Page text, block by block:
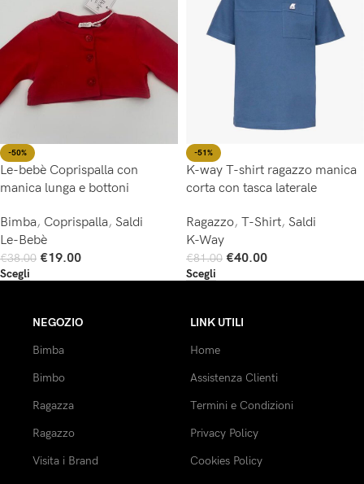
-50%
Le-bebè Coprispalla con
manica lunga e bottoni
Bimba, Coprispalla, Saldi
Le-Bebè
€38.00 €19.00
Scegli
-51%
K-way T-shirt ragazzo manica
corta con tasca laterale
Ragazzo, T-Shirt, Saldi
K-Way
€81.00 €40.00
Scegli
NEGOZIO
Bimba
Bimbo
Ragazza
Ragazzo
Visita i Brand
LINK UTILI
Home
Assistenza Clienti
Termini e Condizioni
Privacy Policy
Cookies Policy